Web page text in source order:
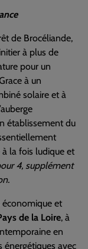
de Brocéliande,
à plus de
pour un
à un
solaire et à
établissement du
la fois ludique et
4, supplément
économique et
de la Loire, à
en
avec